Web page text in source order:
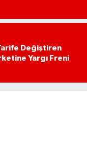
Değiştiren
Yargı Freni